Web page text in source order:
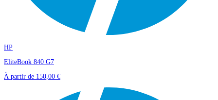
HP
EliteBook 840 G7
À partir de 150,00 €